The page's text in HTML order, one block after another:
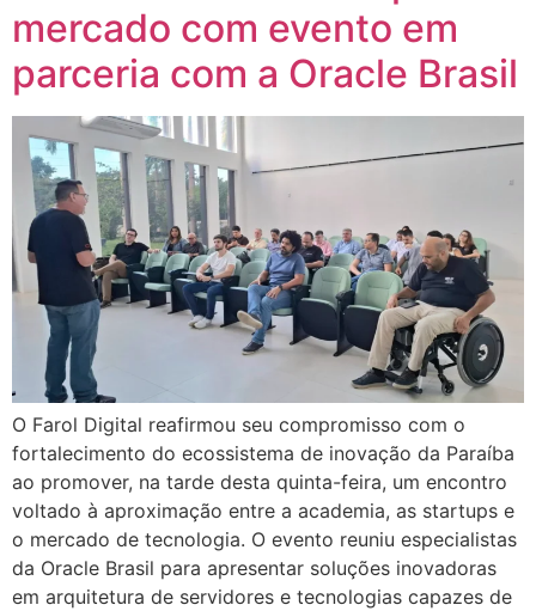
mercado com evento em
parceria com a Oracle Brasil
O Farol Digital reafirmou seu compromisso com o
fortalecimento do ecossistema de inovação da Paraíba
ao promover, na tarde desta quinta-feira, um encontro
voltado à aproximação entre a academia, as startups e
o mercado de tecnologia. O evento reuniu especialistas
da Oracle Brasil para apresentar soluções inovadoras
em arquitetura de servidores e tecnologias capazes de